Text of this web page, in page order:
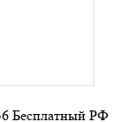
Бесплатный РФ